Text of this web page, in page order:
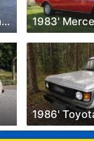
1976' Mercedes-Benz Classe Sl